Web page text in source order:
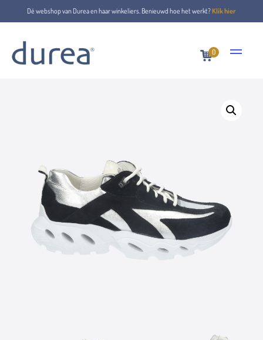
Dé webshop van Durea en haar winkeliers. Benieuwd hoe het werkt?Klik hier
0
Home Lace-up shoes